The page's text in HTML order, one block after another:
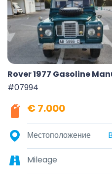
Rover 1977 Gasoline
#07994
€ 7.000
Местоположение
Mileage